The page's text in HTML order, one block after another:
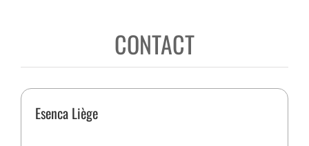
CONTACT
Esenca Liège